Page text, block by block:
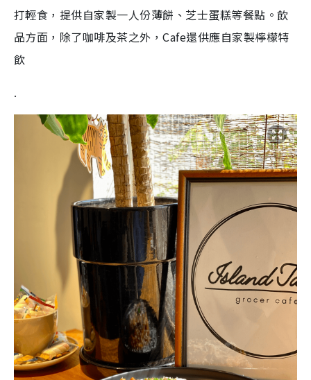
打輕食，提供自家製一人份薄餅、芝士蛋糕等餐點。飲
品方面，除了咖啡及茶之外，Cafe還供應自家製檸檬特
飲
.